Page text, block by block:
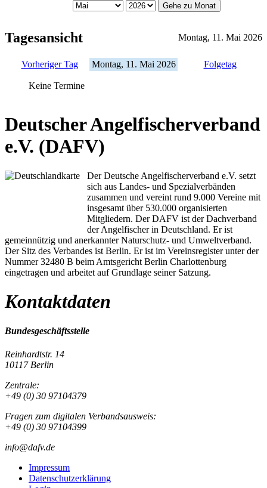
Gehe zu Monat
Tagesansicht Montag, 11. Mai 2026
Vorheriger Tag Montag, 11. Mai 2026 Folgetag
Keine Termine
Deutscher Angelfischerverband
e.V. (DAFV)
Der Deutsche Angelfischerverband e.V. setzt
sich aus Landes- und Spezialverbänden
zusammen und vereint rund 9.000 Vereine mit
insgesamt über 530.000 organisierten
Mitgliedern. Der DAFV ist der Dachverband
der Angelfischer in Deutschland. Er ist
gemeinnützig und anerkannter Naturschutz- und Umweltverband.
Der Sitz des Verbandes ist Berlin. Er ist im Vereinsregister unter der
Nummer 32480 B beim Amtsgericht Berlin Charlottenburg
eingetragen und arbeitet auf Grundlage seiner Satzung.
Kontaktdaten
Bundesgeschäftsstelle
Reinhardtstr. 14
10117 Berlin
Zentrale:
+49 (0) 30 97104379
Fragen zum digitalen Verbandsausweis:
+49 (0) 30 97104399
info@dafv.de
Impressum
Datenschutzerklärung